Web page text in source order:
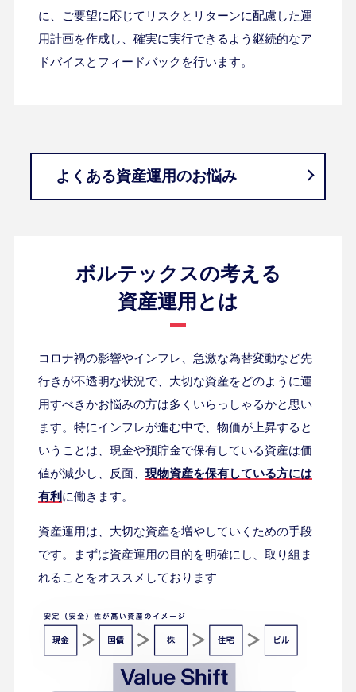
に、ご要望に応じてリスクとリターンに配慮した運
用計画を作成し、確実に実行できるよう継続的なア
ドバイスとフィードバックを行います。
よくある資産運用のお悩み
ボルテックスの考える
資産運用とは
コロナ禍の影響やインフレ、急激な為替変動など先
行きが不透明な状況で、大切な資産をどのように運
用すべきかお悩みの方は多くいらっしゃるかと思い
ます。特にインフレが進む中で、物価が上昇すると
いうことは、現金や預貯金で保有している資産は価
値が減少し、反面、 現物資産を保有している方には
有利 に働きます。
資産運用は、大切な資産を増やしていくための手段
です。まずは資産運用の目的を明確にし、取り組ま
れることをオススメしております